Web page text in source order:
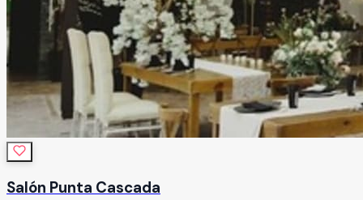
Salón Punta Cascada